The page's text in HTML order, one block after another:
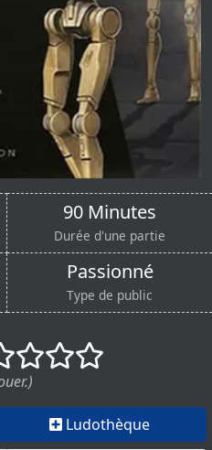
90 Minutes
Durée d'une partie
Passionné
Type de public
() () ()
()
Ludothèque